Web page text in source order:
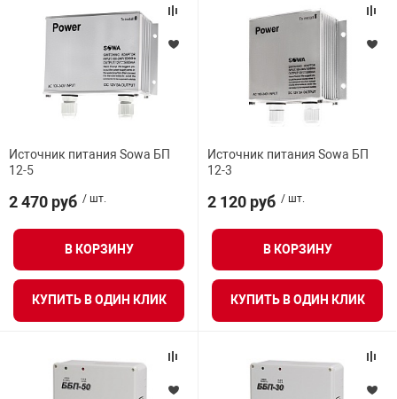
безопасность
оборудование
Источник питания Sowa БП
12-5
2 470 руб / шт.
В КОРЗИНУ
КУПИТЬ В ОДИН КЛИК
Источник питания Sowa БП
12-3
2 120 руб / шт.
В КОРЗИНУ
КУПИТЬ В ОДИН КЛИК